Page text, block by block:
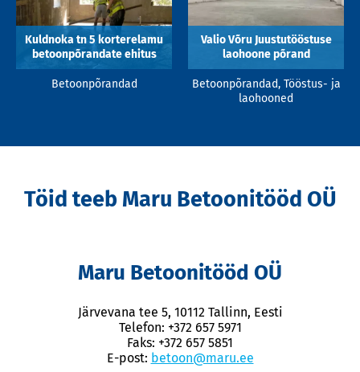
Kuldnoka tn 5 korterelamu
betoonpõrandate ehitus
Betoonpõrandad
Valio Võru Juustutööstuse
laohoone põrand
Betoonpõrandad, Tööstus- ja
laohooned
Töid teeb Maru Betoonitööd OÜ
Maru Betoonitööd OÜ
Järvevana tee 5, 10112 Tallinn, Eesti
Telefon: +372 657 5971
Faks: +372 657 5851
E-post: betoon@maru.ee